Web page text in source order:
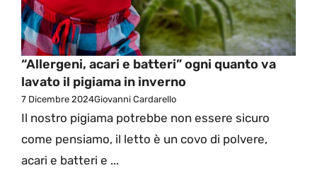
“Allergeni, acari e batteri” ogni quanto va
lavato il pigiama in inverno
7 Dicembre 2024Giovanni Cardarello
Il nostro pigiama potrebbe non essere sicuro
come pensiamo, il letto è un covo di polvere,
acari e batteri e ...